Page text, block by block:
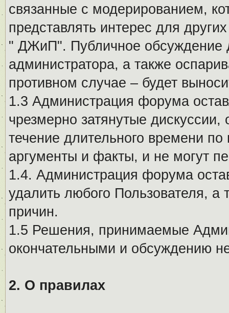
связанные с модерированием,
представлять интерес для
" ДЖиП". Публичное обсуждение
администратора, а также
противном случае – будет
1.3 Администрация форума
чрезмерно затянутые
течение длительного времени
аргументы и факты, и не могут
1.4. Администрация форума
удалить любого Пользователя, а
причин.
1.5 Решения, принимаемые
окончательными и обсуждению
2. О правилах